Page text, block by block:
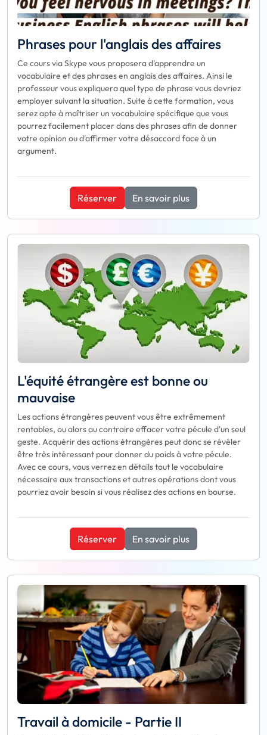
Phrases pour l'anglais des affaires
Ce cours via Skype vous proposera d'apprendre un
vocabulaire et des phrases en anglais des affaires. Ainsi le
professeur vous expliquera quel type de phrase vous devriez
employer suivant la situation. Suite à cette formation, vous
serez apte à maîtriser un vocabulaire spécifique que vous
pourrez facilement placer dans des phrases afin de donner
votre opinion ou d'affirmer votre désaccord face à un
argument.
Réserver En savoir plus
L'équité étrangère est bonne ou
mauvaise
Les actions étrangères peuvent vous être extrêmement
rentables, ou alors au contraire effacer votre pécule d'un seul
geste. Acquérir des actions étrangères peut donc se révéler
être très intéressant pour donner du poids à votre pécule.
Avec ce cours, vous verrez en détails tout le vocabulaire
nécessaire aux transactions et autres opérations dont vous
pourriez avoir besoin si vous réalisez des actions en bourse.
Réserver En savoir plus
Travail à domicile - Partie II